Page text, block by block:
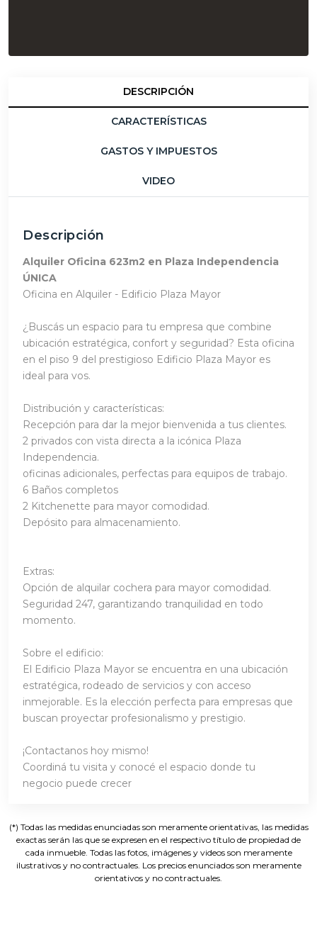
DESCRIPCIÓN
CARACTERÍSTICAS
GASTOS Y IMPUESTOS
VIDEO
Descripción
Alquiler Oficina 623m2 en Plaza Independencia
ÚNICA
Oficina en Alquiler - Edificio Plaza Mayor
¿Buscás un espacio para tu empresa que combine
ubicación estratégica, confort y seguridad? Esta oficina
en el piso 9 del prestigioso Edificio Plaza Mayor es
ideal para vos.
Distribución y características:
Recepción para dar la mejor bienvenida a tus clientes.
2 privados con vista directa a la icónica Plaza
Independencia.
oficinas adicionales, perfectas para equipos de trabajo.
6 Baños completos
2 Kitchenette para mayor comodidad.
Depósito para almacenamiento.
Extras:
Opción de alquilar cochera para mayor comodidad.
Seguridad 247, garantizando tranquilidad en todo
momento.
Sobre el edificio:
El Edificio Plaza Mayor se encuentra en una ubicación
estratégica, rodeado de servicios y con acceso
inmejorable. Es la elección perfecta para empresas que
buscan proyectar profesionalismo y prestigio.
¡Contactanos hoy mismo!
Coordiná tu visita y conocé el espacio donde tu
negocio puede crecer
(*) Todas las medidas enunciadas son meramente orientativas, las medidas
exactas serán las que se expresen en el respectivo título de propiedad de
cada inmueble. Todas las fotos, imágenes y videos son meramente
ilustrativos y no contractuales. Los precios enunciados son meramente
orientativos y no contractuales.